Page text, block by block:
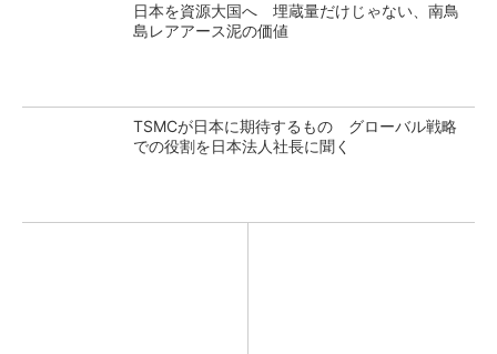
日本を資源大国へ 埋蔵量だけじゃない、南鳥
島レアアース泥の価値
TSMCが日本に期待するもの グローバル戦略
での役割を日本法人社長に聞く